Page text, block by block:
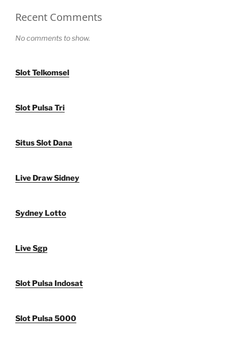
Recent Comments
No comments to show.
Slot Telkomsel
Slot Pulsa Tri
Situs Slot Dana
Live Draw Sidney
Sydney Lotto
Live Sgp
Slot Pulsa Indosat
Slot Pulsa 5000